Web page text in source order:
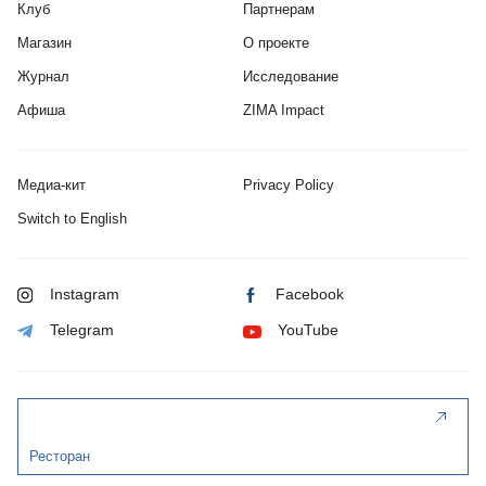
Клуб
Магазин
Журнал
Афиша
Партнерам
О проекте
Исследование
ZIMA Impact
Медиа-кит Privacy Policy
Switch to English
Instagram Facebook
Telegram YouTube
Ресторан